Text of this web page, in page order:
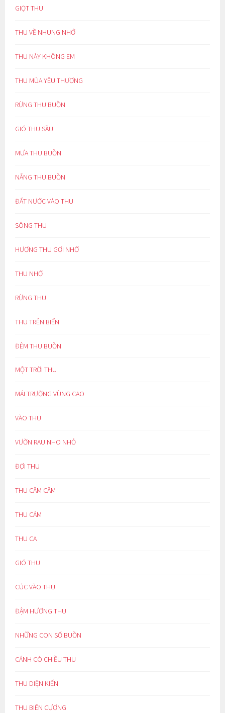
GIỌT THU
THU VỀ NHUNG NHỚ
THU NÀY KHÔNG EM
THU MÙA YÊU THƯƠNG
RỪNG THU BUỒN
GIÓ THU SẦU
MƯA THU BUỒN
NẮNG THU BUỒN
ĐẤT NƯỚC VÀO THU
SÔNG THU
HƯƠNG THU GỢI NHỚ
THU NHỚ
RỪNG THU
THU TRÊN BIỂN
ĐÊM THU BUỒN
MỘT TRỜI THU
MÁI TRƯỜNG VÙNG CAO
VÀO THU
VƯỜN RAU NHO NHỎ
ĐỢI THU
THU CĂM CĂM
THU CẢM
THU CA
GIÓ THU
CÚC VÀO THU
ĐẬM HƯƠNG THU
NHỮNG CON SỐ BUỒN
CÁNH CÒ CHIỀU THU
THU DIỆN KIẾN
THU BIÊN CƯƠNG